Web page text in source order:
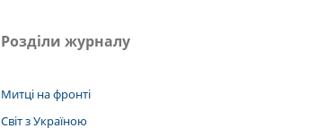
Розділи журналу
Митці на фронті
Світ з Україною